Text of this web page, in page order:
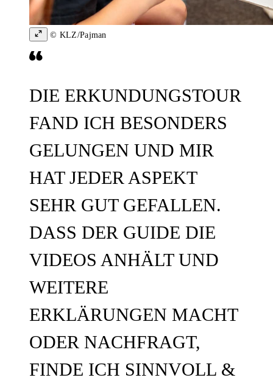
© KLZ/Pajman
DIE ERKUNDUNGSTOUR
FAND ICH BESONDERS
GELUNGEN UND MIR
HAT JEDER ASPEKT
SEHR GUT GEFALLEN.
DASS DER GUIDE DIE
VIDEOS ANHÄLT UND
WEITERE
ERKLÄRUNGEN MACHT
ODER NACHFRAGT,
FINDE ICH SINNVOLL &